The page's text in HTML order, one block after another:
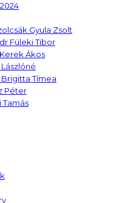
Gyula Zsolt
Füleki Tibor
Ákos
Brigitta Tímea
Péter
Tamás